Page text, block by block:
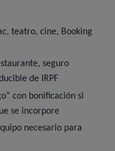
teatro, cine, Booking
seguro
de IRPF
con bonificación si
se incorpore
necesario para